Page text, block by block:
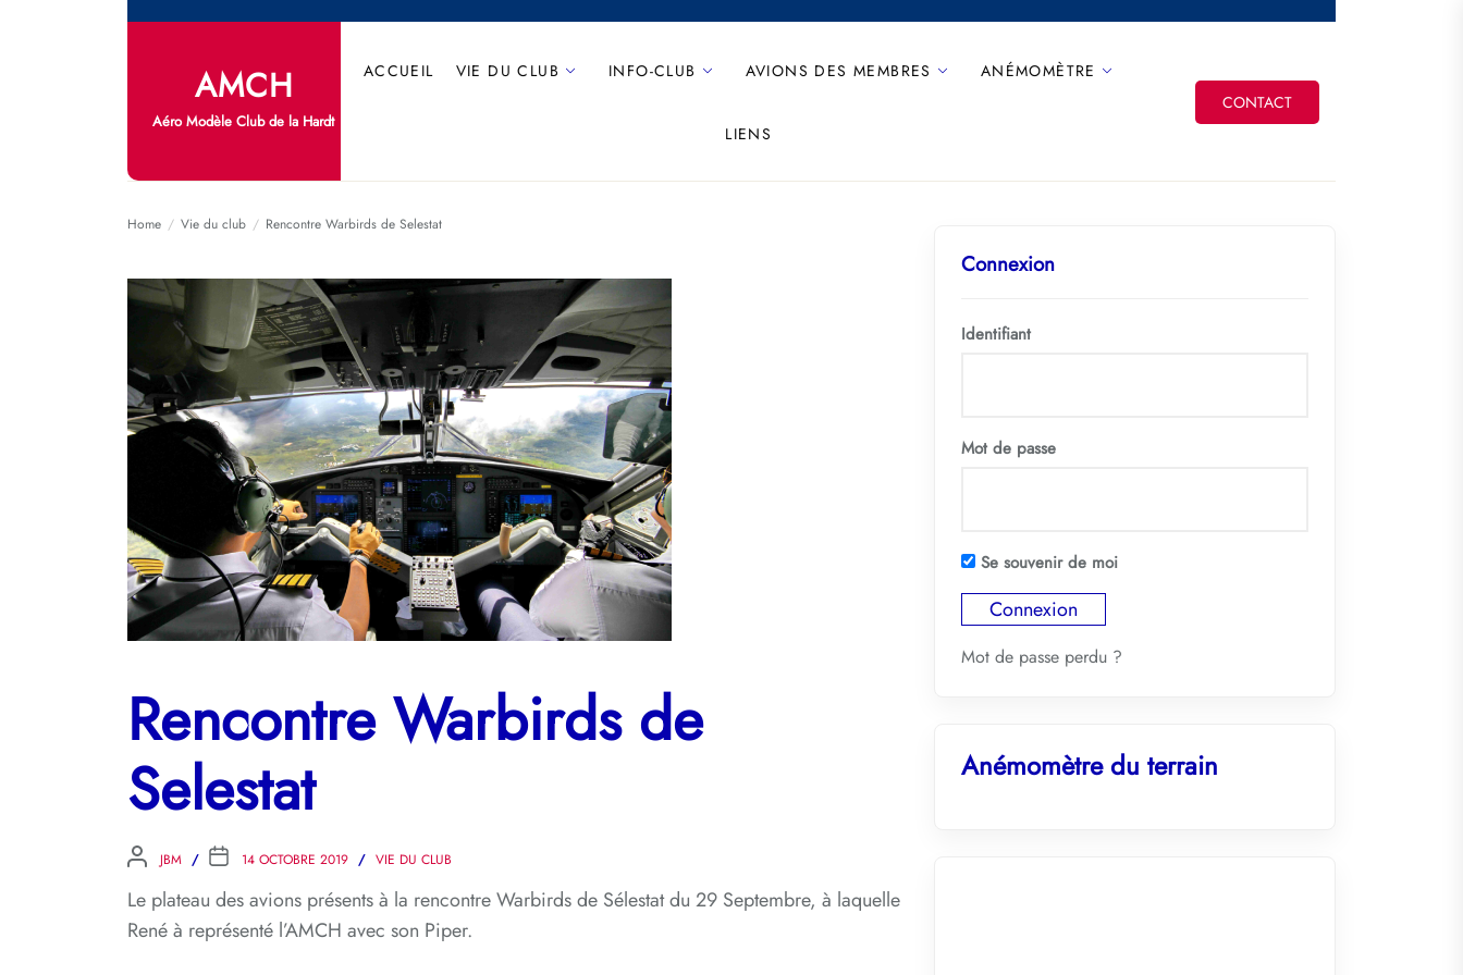
AMCH
Aéro Modèle Club de la Hardt
ACCUEIL VIE DU CLUB INFO-CLUB AVIONS DES MEMBRES ANÉMOMÈTRE
LIENS
CONTACT
Home Vie du club Rencontre Warbirds de Selestat
Rencontre Warbirds de
Selestat
JBM 14 OCTOBRE 2019 VIE DU CLUB
Le plateau des avions présents à la rencontre Warbirds de Sélestat du 29 Septembre, à laquelle
René à représenté l’AMCH avec son Piper.
Connexion
Identifiant
Mot de passe
Se souvenir de moi
Mot de passe perdu ?
Anémomètre du terrain